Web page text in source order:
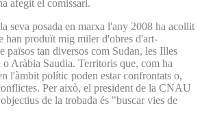
afegit el comissari.
seva posada en marxa l'any 2008 ha acollit
han produït mig miler d'obres d'art-
països tan diversos com Sudan, les Illes
Aràbia Saudia. Territoris que, com ha
l'àmbit polític poden estar confrontats o,
Per això, el president de la CNAU
de la trobada és "buscar vies de